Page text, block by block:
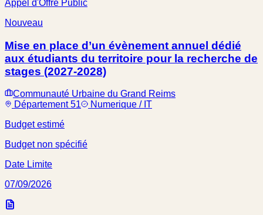
Appel d'Offre Public
Nouveau
Mise en place d’un évènement annuel dédié
aux étudiants du territoire pour la recherche de
stages (2027-2028)
Communauté Urbaine du Grand Reims
Département 51
Numerique / IT
Budget estimé
Budget non spécifié
Date Limite
07/09/2026